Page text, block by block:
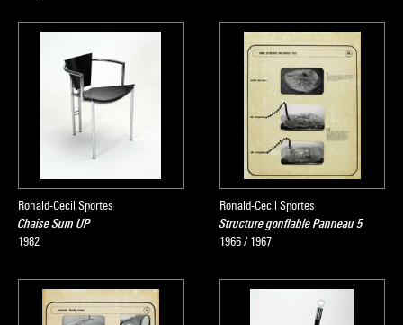
Ronald-Cecil Sportes
Chaise Sum UP
1982
Ronald-Cecil Sportes
Structure gonflable Panneau 5
1966 / 1967